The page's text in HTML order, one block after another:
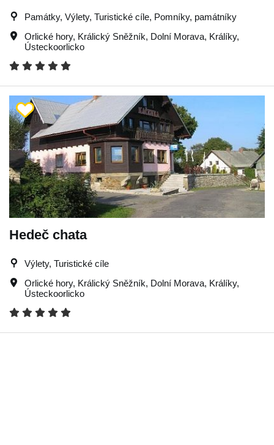
Památky, Výlety, Turistické cíle, Pomníky, památníky
Orlické hory, Králický Sněžník, Dolní Morava, Králíky,
Ústeckoorlicko
Hedeč chata
Výlety, Turistické cíle
Orlické hory, Králický Sněžník, Dolní Morava, Králíky,
Ústeckoorlicko